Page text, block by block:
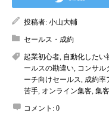
投稿者: 小山大輔
セールス・成約
起業初心者, 自動化したい
ールスの勘違い, コンサル
ーチ向けセールス, 成約率
苦手, オンライン集客, 集
コメント: 0